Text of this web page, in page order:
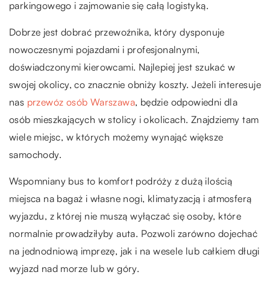
parkingowego i zajmowanie się całą logistyką.
Dobrze jest dobrać przewoźnika, który dysponuje
nowoczesnymi pojazdami i profesjonalnymi,
doświadczonymi kierowcami. Najlepiej jest szukać w
swojej okolicy, co znacznie obniży koszty. Jeżeli interesuje
nas przewóz osób Warszawa, będzie odpowiedni dla
osób mieszkających w stolicy i okolicach. Znajdziemy tam
wiele miejsc, w których możemy wynająć większe
samochody.
Wspomniany bus to komfort podróży z dużą ilością
miejsca na bagaż i własne nogi, klimatyzacją i atmosferą
wyjazdu, z której nie muszą wyłączać się osoby, które
normalnie prowadziłyby auta. Pozwoli zarówno dojechać
na jednodniową imprezę, jak i na wesele lub całkiem długi
wyjazd nad morze lub w góry.